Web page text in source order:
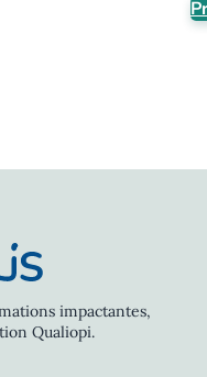
impactantes,
Qualiopi.